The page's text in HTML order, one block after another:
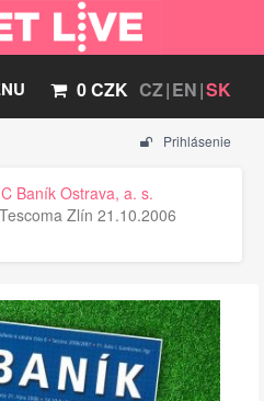
CZ EN SK
0 CZK
Prihlásenie
Baník Ostrava, a. s.
Zlín 21.10.2006